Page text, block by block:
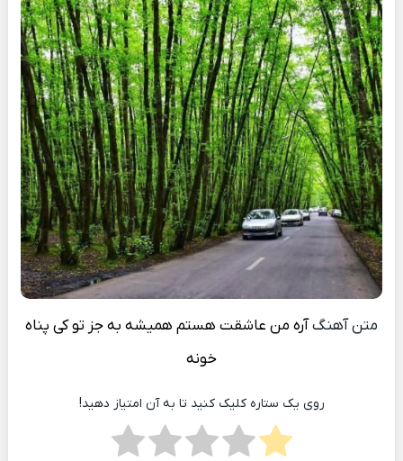
متن آهنگآره من عاشقت هستم همیشه به جز تو کی پناه
خونه
روی یک ستاره کلیک کنید تا به آن امتیاز دهید!